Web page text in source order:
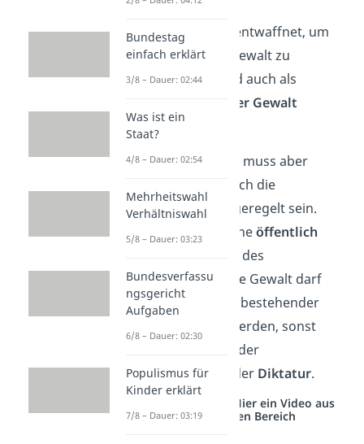
Die Bürger werden entwaffnet, um
den Ausbruch von Gewalt zu
verhindern. Das wird auch als
Entprivatisierung der Gewalt
bezeichnet.
Das Gewaltmonopol muss aber
, also durch die
Rechtsstaatlichkeit geregelt sein.
Deswegen gibt es eineöffentlich
des
Gewaltmonopols. Die Gewalt darf
also nur im Rahmen bestehender
Gesetze ausgeübt werden, sonst
herrscht die Gefahr der
Willkürherrschaft oder Diktatur.
Studyflix vernetzt: Hier ein Video aus
einem anderen Bereich
Bundestag
einfach erklärt
3/8 – Dauer: 02:44
Was ist ein
Staat?
4/8 – Dauer: 02:54
Mehrheitswahl
Verhältniswahl
5/8 – Dauer: 03:23
Bundesverfassu
ngsgericht
Aufgaben
6/8 – Dauer: 02:30
Populismus für
Kinder erklärt
7/8 – Dauer: 03:19